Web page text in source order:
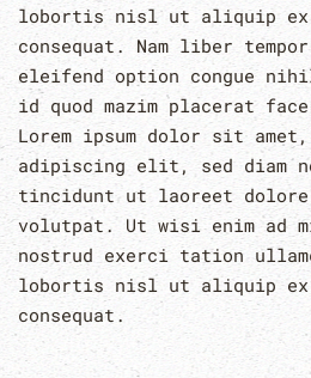
lobortis nisl ut aliquip ex
consequat. Nam liber
eleifend option congue
id quod mazim placerat
Lorem ipsum dolor sit
adipiscing elit, sed diam
tincidunt ut laoreet dolore
volutpat. Ut wisi enim ad
nostrud exerci tation
lobortis nisl ut aliquip ex
consequat.